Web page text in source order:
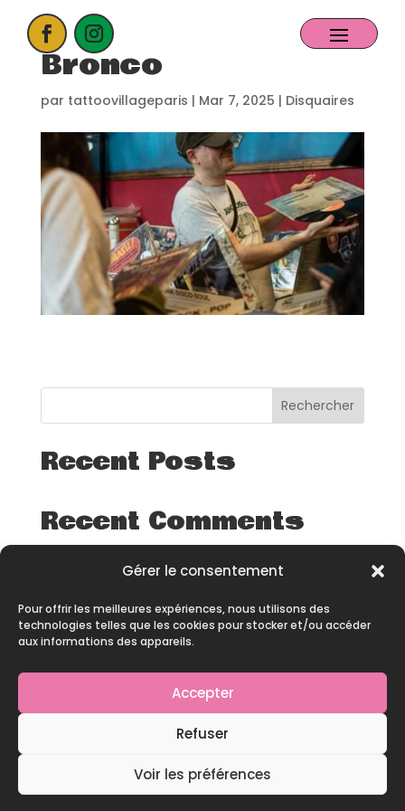
Gérer le consentement
Pour offrir les meilleures expériences, nous utilisons des
technologies telles que les cookies pour stocker et/ou accéder
aux informations des appareils.
Accepter
Refuser
Voir les préférences
ACCUEIL
PROCHAIN EVENT
CANDIDATER
NOS EXPOSANTS
CONTACT
PARTENAIRES
Bronco
par tattoovillageparis | Mar 7, 2025 | Disquaires
Rechercher
Recent Posts
Recent Comments
© 2026 – All rights reserved – Site développé par
Contact|Mentions Légales